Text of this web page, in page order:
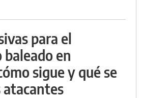
para el
en
sigue y qué se
atacantes